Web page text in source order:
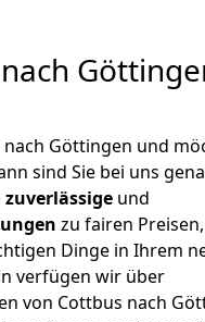
Göttingen und
sind Sie bei uns
zuverlässige und
zu fairen
Dinge in Ihrem
verfügen wir über
von Cottbus nach